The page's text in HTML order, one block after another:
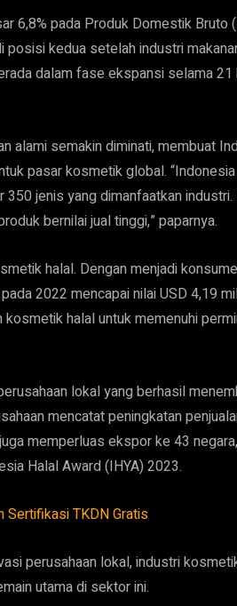
6,8% pada Produk Domestik Bruto
kedua setelah industri
dalam fase ekspansi selama 21
alami semakin diminati, membuat
pasar kosmetik global.
jenis yang dimanfaatkan
bernilai jual tinggi,” paparnya.
halal. Dengan menjadi
2022 mencapai nilai USD 4,19
halal untuk memenuhi
lokal yang berhasil
mencatat peningkatan
memperluas ekspor ke 43
Halal Award (IHYA) 2023.
Sertifikasi TKDN Gratis
perusahaan lokal, industri
utama di sektor ini.